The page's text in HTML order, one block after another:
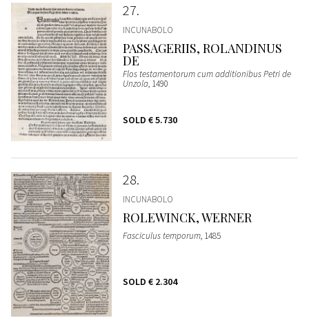
27
INCUNABOLO
PASSAGERIIS, ROLANDINUS
DE
Flos testamentorum cum additionibus Petri de
Unzola, 1490
SOLD € 5.730
28
INCUNABOLO
ROLEWINCK, WERNER
Fasciculus temporum, 1485
SOLD € 2.304